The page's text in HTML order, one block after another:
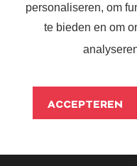
personaliseren, om
te bieden en om
ACCEPTEREN